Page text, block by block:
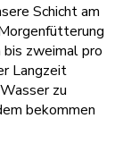
Schicht am
bis zweimal pro
Langzeit
zu
bekommen